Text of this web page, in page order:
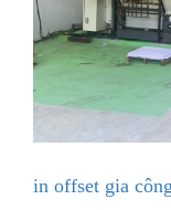
in offset gia